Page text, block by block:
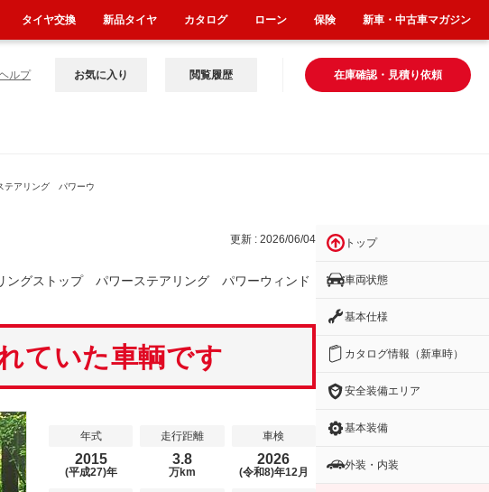
ルプ 在庫確認・見積り依頼
お気に入り 閲覧履歴
アリング パワーウ
更新 : 2026/06/04
ストップ パワーステアリング パワーウィンド
ていた車輌です
年式
2015
(平成27)年
走行距離
3.8
万km
車検
2026
(令和8)年12月
トップ
車両状態
基本仕様
カタログ情報（新車時）
安全装備エリア
基本装備
外装・内装
タイヤ交換 新品タイヤ カタログ ローン 保険 新車・中古車マガジン